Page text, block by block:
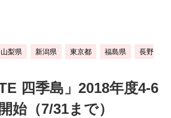
山梨県 新潟県 東京都 福島県
長野
四季島」2018年度4-6
始（7/31まで）